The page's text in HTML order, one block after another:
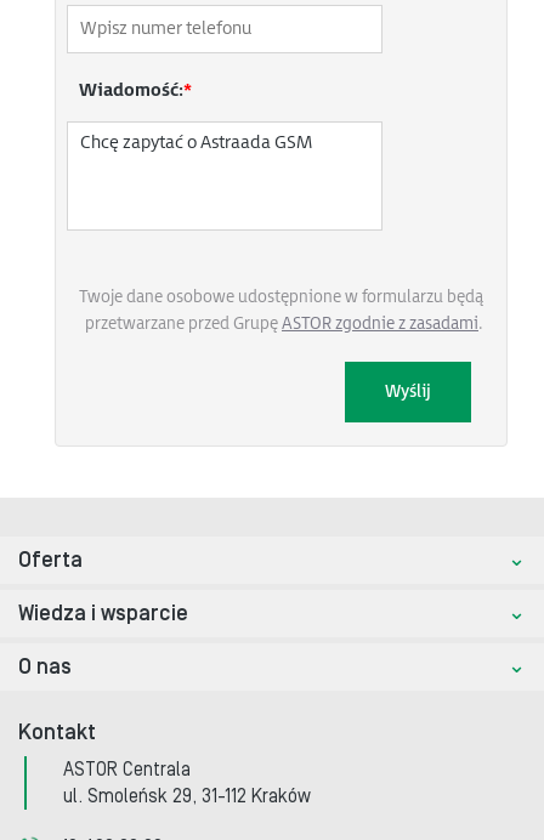
Wiadomość:*
Twoje dane osobowe udostępnione w formularzu będą
przetwarzane przed GrupęASTOR zgodnie z zasadami.
Oferta
Wiedza i wsparcie
O nas
Kontakt
ASTOR Centrala
ul. Smoleńsk 29, 31-112 Kraków